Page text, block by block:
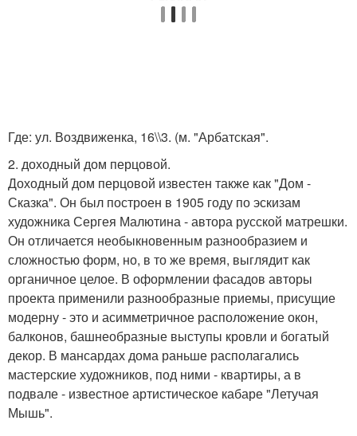
Где: ул. Воздвиженка, 16\\3. (м. "Арбатская".
2. доходный дом перцовой.
Доходный дом перцовой известен также как "Дом -
Сказка". Он был построен в 1905 году по эскизам
художника Сергея Малютина - автора русской матрешки.
Он отличается необыкновенным разнообразием и
сложностью форм, но, в то же время, выглядит как
органичное целое. В оформлении фасадов авторы
проекта применили разнообразные приемы, присущие
модерну - это и асимметричное расположение окон,
балконов, башнеобразные выступы кровли и богатый
декор. В мансардах дома раньше располагались
мастерские художников, под ними - квартиры, а в
подвале - известное артистическое кабаре "Летучая
Мышь".